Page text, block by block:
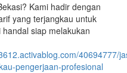
Kami hadir dengan
yang terjangkau untuk
siap melakukan
40694777/
pengerjaan-profesional